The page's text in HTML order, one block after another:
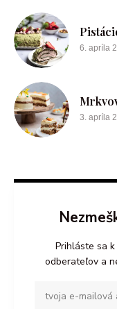
6. apríla
3. apríla
Prihláste sa
odberateľov a